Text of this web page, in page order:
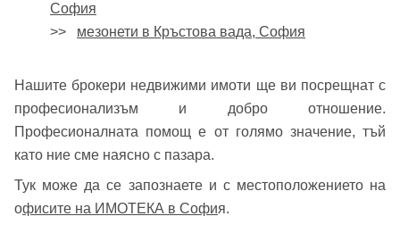
София
>> мезонети в Кръстова вада, София
Нашите брокери недвижими имоти ще ви посрещнат с
професионализъм и добро отношение.
Професионалната помощ е от голямо значение, тъй
като ние сме наясно с пазара.
Тук може да се запознаете и с местоположението на
офисите на ИМОТЕКА в София.